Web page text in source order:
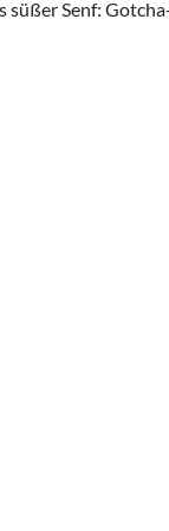
süßer Senf: